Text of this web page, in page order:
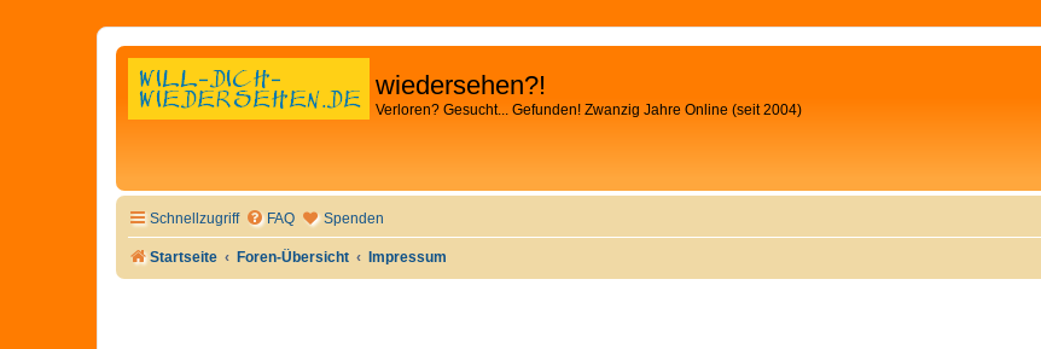
wiedersehen?!
Verloren? Gesucht... Gefunden! Zwanzig Jahre Online (seit 2004)
Schnellzugriff FAQ Spenden
Startseite Foren-Übersicht Impressum